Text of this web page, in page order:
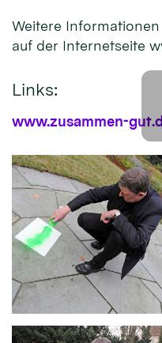
Weitere
auf der Internetseite
Links:
www.zusammen-